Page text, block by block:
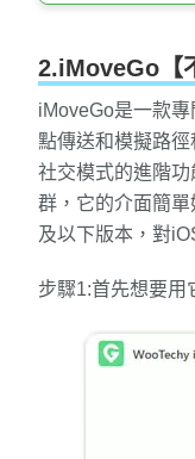
2.iMoveGo【
iMoveGo是一款
點傳送和模擬路
社交模式的進階
群，它的介面簡
及以下版本，對
步驟1:首先想要用